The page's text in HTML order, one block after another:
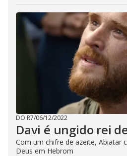
DO R7/06/12/2022
Davi é ungido rei
Com um chifre de azeite, Abiatar
Deus em Hebrom